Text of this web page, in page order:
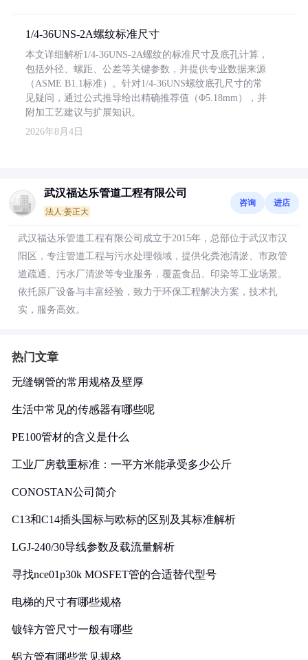
1/4-36UNS-2A螺纹标准尺寸
本文详细解析1/4-36UNS-2A螺纹的标准尺寸及底孔计算，
包括外径、螺距、公差等关键参数，并提供专业数据来源
（ASME B1.1标准）。针对1/4-36UNS螺纹底孔尺寸的常
见疑问，通过公式推导给出精确推荐值（Φ5.18mm），并
附加工艺建议与扩展知识。
2026年8月4日
武汉福达乐管道工程有限公司
法人:姜正大
咨询 进店
武汉福达乐管道工程有限公司成立于2015年，总部位于武汉市汉
阳区，专注管道工程与污水处理领域，提供化粪池清淤、市政管
道疏通、污水厂清淤等专业服务，覆盖食品、印染等工业场景。
依托原厂设备与丰富经验，致力于环保工程解决方案，技术扎
实，服务高效。
热门文章
无缝钢管的常用规格及壁厚
生活中常见的传感器有哪些呢
PE100管材的含义是什么
工业厂房载重标准：一平方米能承受多少公斤
CONOSTAN公司简介
C13和C14插头国标与欧标的区别及其标准解析
LGJ-240/30导线参数及载流量解析
寻找nce01p30k MOSFET管的合适替代型号
电梯的尺寸有哪些规格
镀锌方管尺寸一般有哪些
铝方管有哪些常见规格